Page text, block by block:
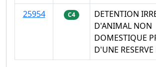
25954
C4
DETENTION
D'ANIMAL NON
DOMESTIQUE
D'UNE